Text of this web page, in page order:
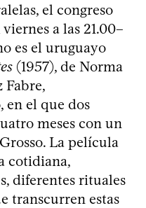
el congreso
a las 21.00–
es el uruguayo
(1957), de Norma
Fabre,
en el que dos
meses con un
La película
cotidiana,
diferentes rituales
transcurren estas